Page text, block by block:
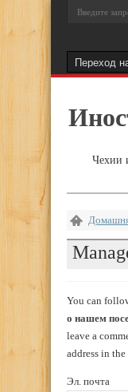
Чехии
You can
о нашем
leave a
address in
Эл. почта